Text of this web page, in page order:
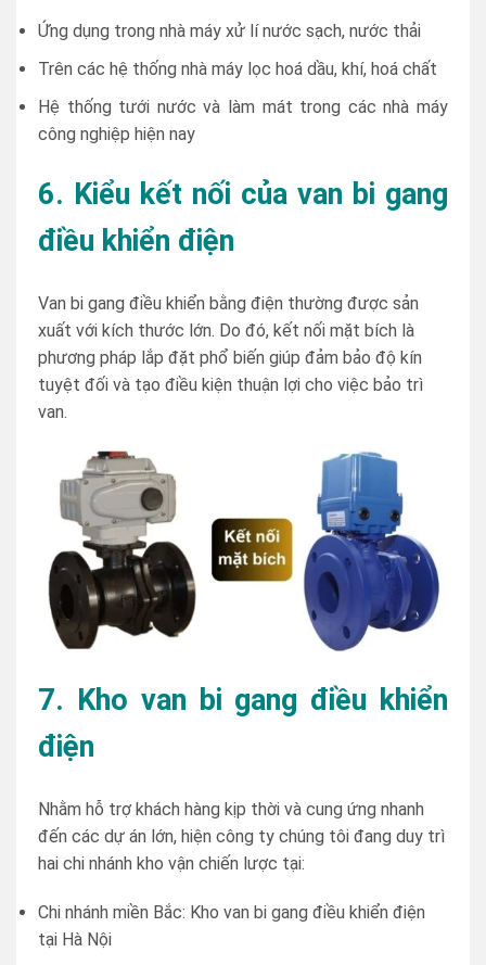
Ứng dụng trong nhà máy xử lí nước sạch, nước thải
Trên các hệ thống nhà máy lọc hoá dầu, khí, hoá chất
Hệ thống tưới nước và làm mát trong các nhà máy
công nghiệp hiện nay
6. Kiểu kết nối của van bi gang
điều khiển điện
Van bi gang điều khiển bằng điện thường được sản
xuất với kích thước lớn. Do đó, kết nối mặt bích là
phương pháp lắp đặt phổ biến giúp đảm bảo độ kín
tuyệt đối và tạo điều kiện thuận lợi cho việc bảo trì
van.
7. Kho van bi gang điều khiển
điện
Nhằm hỗ trợ khách hàng kịp thời và cung ứng nhanh
đến các dự án lớn, hiện công ty chúng tôi đang duy trì
hai chi nhánh kho vận chiến lược tại:
Chi nhánh miền Bắc: Kho van bi gang điều khiển điện
tại Hà Nội